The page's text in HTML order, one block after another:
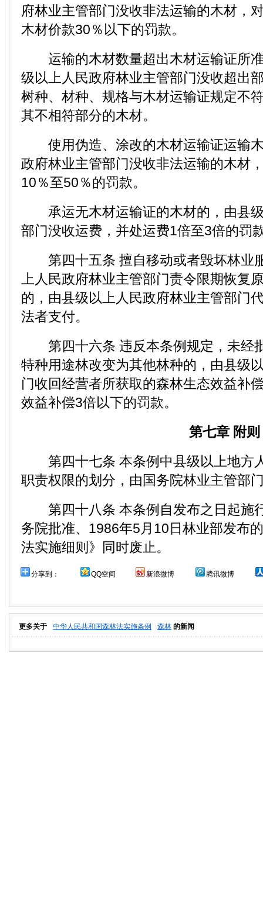
府林业主管部门没收非法运输的木材，
木材价款30％以下的罚款。
运输的木材数量超出木材运输证所准
级以上人民政府林业主管部门没收超出
树种、材种、规格与木材运输证规定不
其不相符部分的木材。
使用伪造、涂改的木材运输证运输木
政府林业主管部门没收非法运输的木材
10％至50％的罚款。
承运无木材运输证的木材的，由县级
部门没收运费，并处运费1倍至3倍的罚
第四十五条 擅自移动或者毁坏林业
上人民政府林业主管部门责令限期恢复
的，由县级以上人民政府林业主管部门
法者支付。
第四十六条 违反本条例规定，未经
特种用途林改变为其他林种的，由县级
门收回经营者所获取的森林生态效益补
效益补偿3倍以下的罚款。
第七章 附则
第四十七条 本条例中县级以上地方
职责权限的划分，由国务院林业主管部
第四十八条 本条例自发布之日起施
务院批准、1986年5月10日林业部发布
法实施细则》同时废止。
分享到： QQ空间 新浪微博 腾讯微博
更多关于 中华人民共和国森林法实施条例 森林 的新闻